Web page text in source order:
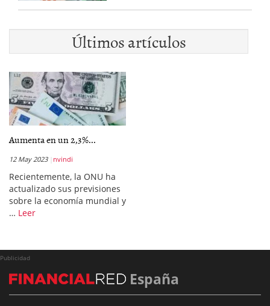
Últimos artículos
Aumenta en un 2,3%...
12 May 2023 nvindi
Recientemente, la ONU ha
actualizado sus previsiones
sobre la economía mundial y
… Leer
Publicidad
España